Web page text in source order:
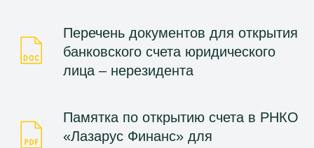
Перечень документов для открытия
банковского счета юридического
лица – нерезидента
Памятка по открытию счета в РНКО
«Лазарус Финанс» для